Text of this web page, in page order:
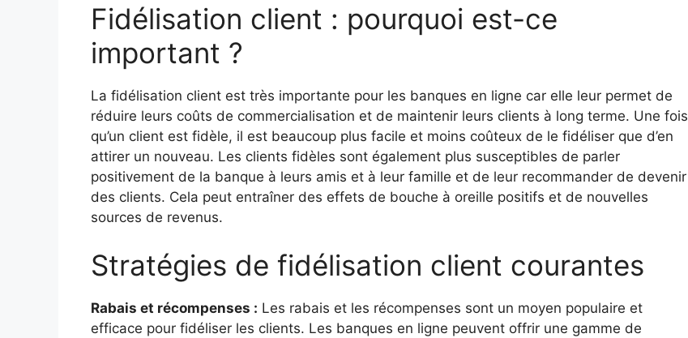
Fidélisation client : pourquoi est-ce
important ?
La fidélisation client est très importante pour les banques en ligne car elle leur permet de
réduire leurs coûts de commercialisation et de maintenir leurs clients à long terme. Une fois
qu’un client est fidèle, il est beaucoup plus facile et moins coûteux de le fidéliser que d’en
attirer un nouveau. Les clients fidèles sont également plus susceptibles de parler
positivement de la banque à leurs amis et à leur famille et de leur recommander de devenir
des clients. Cela peut entraîner des effets de bouche à oreille positifs et de nouvelles
sources de revenus.
Stratégies de fidélisation client courantes
Rabais et récompenses : Les rabais et les récompenses sont un moyen populaire et
efficace pour fidéliser les clients. Les banques en ligne peuvent offrir une gamme de